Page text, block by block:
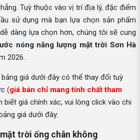
Tuỳ thuộc vào vị trí địa lý, đặc điểm
sử dụng mà bạn lựa chọn sản phẩm
dàng lựa chọn hơn, chúng tôi sẽ cung
nóng năng lượng mặt trời Sơn Hà
2026.
giá dưới đây có thể thay đổi tuỳ
(giá bán chỉ mang tính chất tham
biết giá chính xác, vui lòng click vào chi
giá dưới đây:
trời ống chân không